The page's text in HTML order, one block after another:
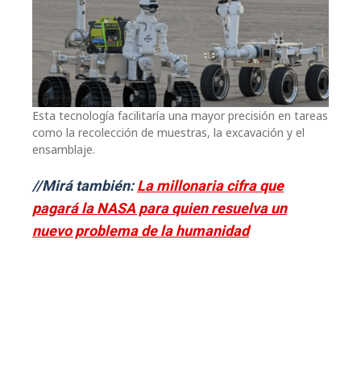
Esta tecnología facilitaría una mayor precisión en tareas
como la recolección de muestras, la excavación y el
ensamblaje.
//Mirá también:La millonaria cifra que
pagará la NASA para quien resuelva un
nuevo problema de la humanidad